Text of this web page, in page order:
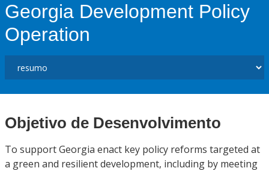
Georgia Development Policy
Operation
Objetivo de Desenvolvimento
To support Georgia enact key policy reforms targeted at
a green and resilient development, including by meeting